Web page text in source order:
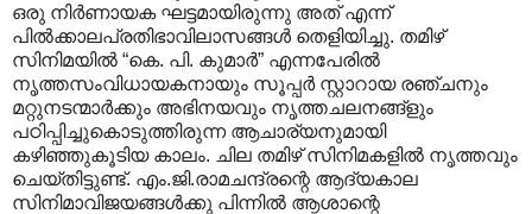
ഒരു നിര്‍ണായക ഘട്ടമായിരുന്നു അത് എന്ന്
പില്‍ക്കാലപ്രതിഭാവിലാസങ്ങള്‍ തെളിയിച്ചു. തമിഴ്
സിനിമയില്‍ “കെ. പി. കുമാര്‍” എന്നപേരില്‍
നൃത്തസംവിധായകനായും സൂപ്പര്‍ സ്റ്റാറായ രഞ്ചനും
മറ്റുനടന്മാര്‍ക്കും അഭിനയവും നൃത്തചലനങ്ങ്ളും
പഠിപ്പിച്ചുകൊടുത്തിരുന്ന ആചാര്യനുമായി
കഴിഞ്ഞുകൂടിയ കാലം. ചില തമിഴ് സിനിമകളില്‍ നൃത്തവും
ചെയ്തിട്ടുണ്ട്. എം.ജി.രാമചന്ദ്രന്റെ ആദ്യകാല
സിനിമാവിജയങ്ങള്‍ക്കു പിന്നില്‍ ആശാന്റെ